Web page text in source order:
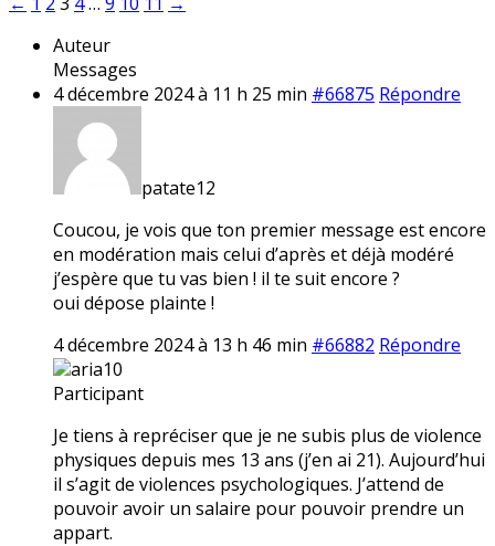
Auteur
Messages
4 décembre 2024 à 11 h 25 min #66875 Répondre
patate12
Coucou, je vois que ton premier message est encore
en modération mais celui d’après et déjà modéré
j’espère que tu vas bien ! il te suit encore ?
oui dépose plainte !
4 décembre 2024 à 13 h 46 min #66882 Répondre
aria10
Participant
Je tiens à repréciser que je ne subis plus de violence
physiques depuis mes 13 ans (j’en ai 21). Aujourd’hui
il s’agit de violences psychologiques. J’attend de
pouvoir avoir un salaire pour pouvoir prendre un
appart.